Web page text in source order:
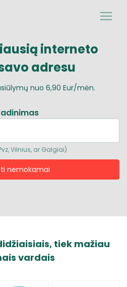
interneto
adresu
nuo 6,90 Eur/mėn.
Vilnius, ar Galgiai)
nemokamai
tiek mažiau
vardais